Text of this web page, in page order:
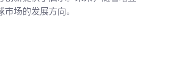
场的发展方向。